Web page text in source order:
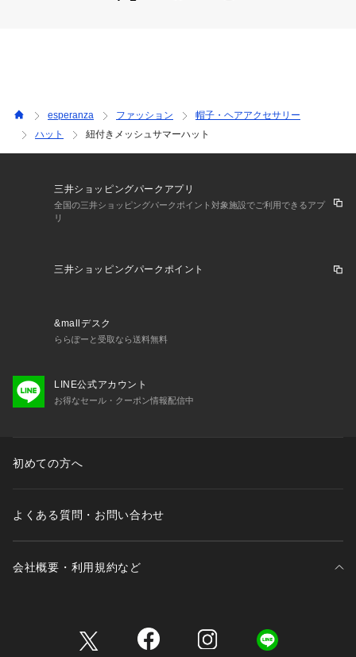
esperanza ファッション
帽子・ヘアアクセサリー
ハット
紐付きメッシュサマーハット
三井ショッピングパークアプリ
全国の三井ショッピングパークポイント対象施設でご利用できるアプ
リ
三井ショッピングパークポイント
&mallデスク
ららぽーと受取なら送料無料
LINE公式アカウント
お得なセール・クーポン情報配信中
初めての方へ
よくある質問・お問い合わせ
会社概要・利用規約など